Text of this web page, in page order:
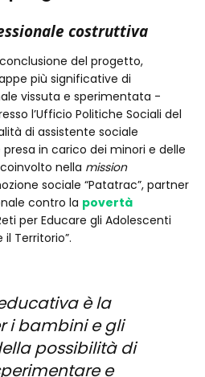
costruttiva
del progetto,
più significative di
vissuta e sperimentata -
l’Ufficio Politiche Sociali del
di assistente sociale
in carico dei minori e delle
nella mission
sociale “Patatrac”, partner
contro la povertà
Reti per Educare gli Adolescenti
Territorio”.
è la
i bambini e gli
possibilità di
e